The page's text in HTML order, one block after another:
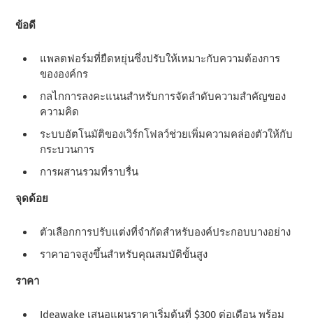
ข้อดี
แพลตฟอร์มที่ยืดหยุ่นซึ่งปรับให้เหมาะกับความต้องการ
ขององค์กร
กลไกการลงคะแนนสําหรับการจัดลําดับความสําคัญของ
ความคิด
ระบบอัตโนมัติของเวิร์กโฟลว์ช่วยเพิ่มความคล่องตัวให้กับ
กระบวนการ
การผสานรวมที่ราบรื่น
จุดด้อย
ตัวเลือกการปรับแต่งที่จํากัดสําหรับองค์ประกอบบางอย่าง
ราคาอาจสูงขึ้นสําหรับคุณสมบัติขั้นสูง
ราคา
Ideawake เสนอแผนราคาเริ่มต้นที่ $300 ต่อเดือน พร้อม